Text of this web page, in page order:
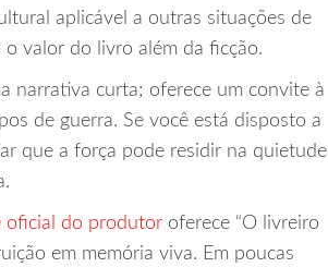
aplicável a outras situações de
o valor do livro além da ficção.
narrativa curta; oferece um convite à
de guerra. Se você está disposto a
que a força pode residir na quietude
oficial do produtor oferece “O livreiro
em memória viva. Em poucas